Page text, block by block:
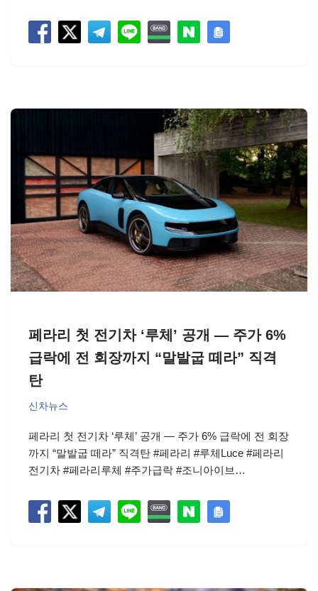
페라리 첫 전기차 ‘루체’ 공개 — 주가 6%
급락에 전 회장까지 “말발굽 떼라” 직격
탄
신차뉴스
페라리 첫 전기차 ‘루체’ 공개 — 주가 6% 급락에 전 회장
까지 “말발굽 떼라” 직격탄 #페라리 #루체Luce #페라리
전기차 #페라리루체 #주가급락 #조니아이브…